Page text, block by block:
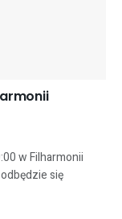
w Filharmonii
się